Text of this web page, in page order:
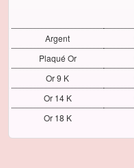
Argent
Plaqué Or
Or 9 K
Or 14 K
Or 18 K